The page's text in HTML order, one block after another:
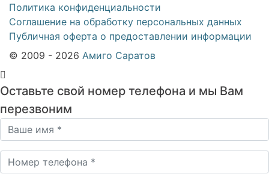
Политика конфиденциальности
Соглашение на обработку персональных данных
Публичная оферта о предоставлении информации
© 2009 - 2026 Амиго Саратов
Оставьте свой номер телефона и мы Вам
перезвоним